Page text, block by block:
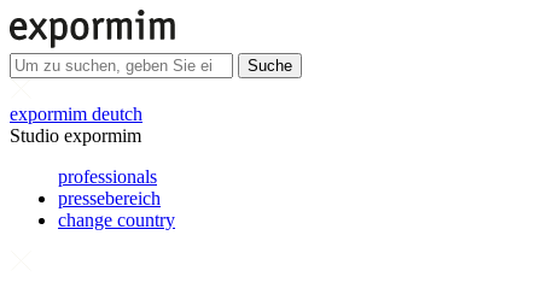
Suche
expormim deutch
Studio expormim
professionals
pressebereich
change country